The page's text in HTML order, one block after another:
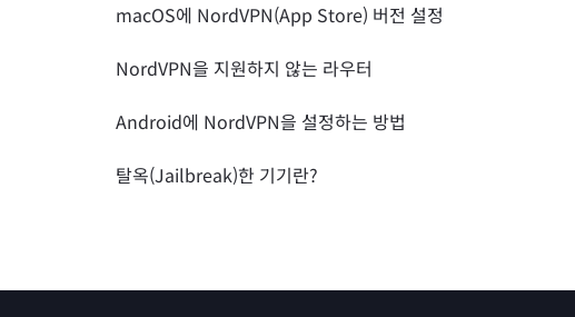
macOS에 NordVPN(App Store) 버전 설정
NordVPN을 지원하지 않는 라우터
Android에 NordVPN을 설정하는 방법
탈옥(Jailbreak)한 기기란?